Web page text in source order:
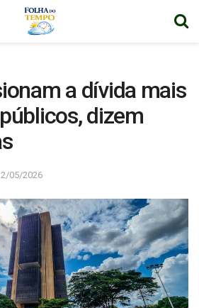
a dívida mais
dizem
05/2026